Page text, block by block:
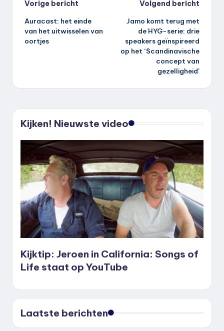
Bericht
navigatie
Vorige bericht
Auracast: het einde
van het uitwisselen van
oortjes
Volgend bericht
Jamo komt terug met
de HYG-serie: drie
speakers geïnspireerd
op het ‘Scandinavische
concept van
gezelligheid’
Kijken! Nieuwste video
Kijktip: Jeroen in California: Songs of
Life staat op YouTube
Laatste berichten